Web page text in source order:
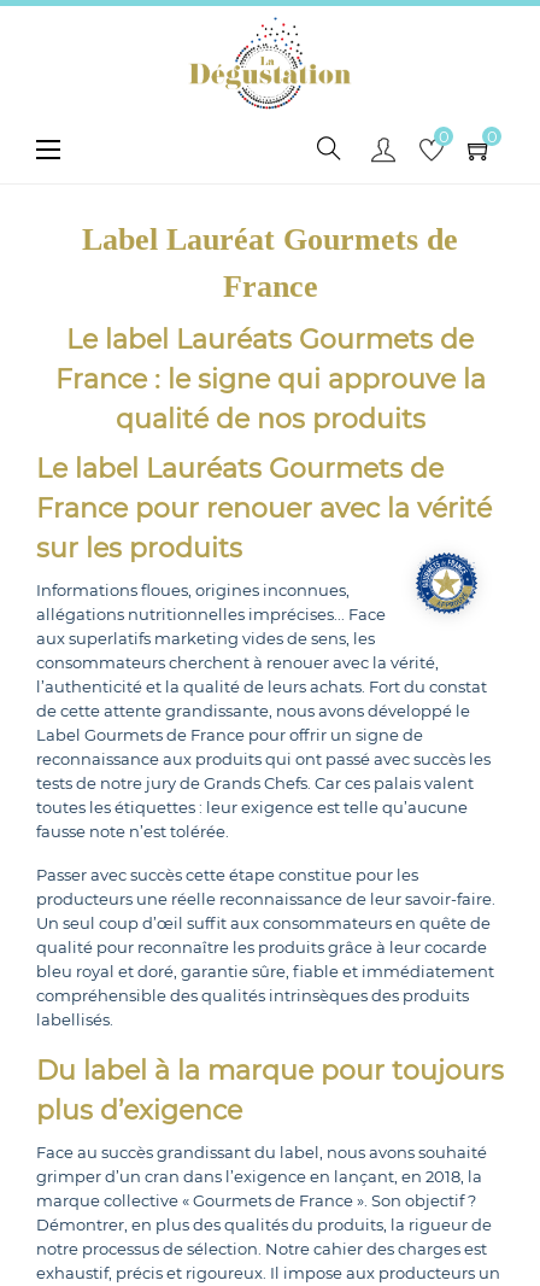
0 0
Toggle
☰
Label Lauréat Gourmets de
France
Le label Lauréats Gourmets de
France : le signe qui approuve la
qualité de nos produits
Le label Lauréats Gourmets de
France pour renouer avec la vérité
sur les produits
Informations floues, origines inconnues,
allégations nutritionnelles imprécises... Face
aux superlatifs marketing vides de sens, les
consommateurs cherchent à renouer avec la vérité,
l’authenticité et la qualité de leurs achats. Fort du constat
de cette attente grandissante, nous avons développé le
Label Gourmets de France pour offrir un signe de
reconnaissance aux produits qui ont passé avec succès les
tests de notre jury de Grands Chefs. Car ces palais valent
toutes les étiquettes : leur exigence est telle qu’aucune
fausse note n’est tolérée.
Passer avec succès cette étape constitue pour les
producteurs une réelle reconnaissance de leur savoir-faire.
Un seul coup d’œil suffit aux consommateurs en quête de
qualité pour reconnaître les produits grâce à leur cocarde
bleu royal et doré, garantie sûre, fiable et immédiatement
compréhensible des qualités intrinsèques des produits
labellisés.
Du label à la marque pour toujours
plus d’exigence
Face au succès grandissant du label, nous avons souhaité
grimper d’un cran dans l’exigence en lançant, en 2018, la
marque collective « Gourmets de France ». Son objectif ?
Démontrer, en plus des qualités du produits, la rigueur de
notre processus de sélection. Notre cahier des charges est
exhaustif, précis et rigoureux. Il impose aux producteurs un